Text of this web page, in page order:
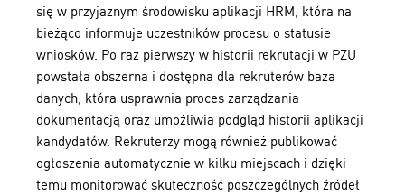
się w przyjaznym środowisku aplikacji HRM, która na
bieżąco informuje uczestników procesu o statusie
wniosków. Po raz pierwszy w historii rekrutacji w PZU
powstała obszerna i dostępna dla rekruterów baza
danych, która usprawnia proces zarządzania
dokumentacją oraz umożliwia podgląd historii aplikacji
kandydatów. Rekruterzy mogą również publikować
ogłoszenia automatycznie w kilku miejscach i dzięki
temu monitorować skuteczność poszczególnych źródeł